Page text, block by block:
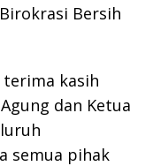
Bersih
terima kasih
dan Ketua
semua pihak